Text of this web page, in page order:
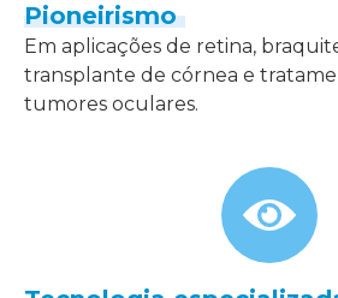
Pioneirismo
Em aplicações de retina,
transplante de córnea e
tumores oculares.